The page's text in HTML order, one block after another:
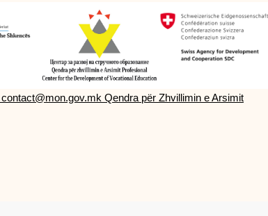
contact@mon.gov.mk Qendra për Zhvillimin e Arsimit